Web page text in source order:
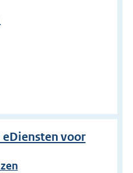
voor